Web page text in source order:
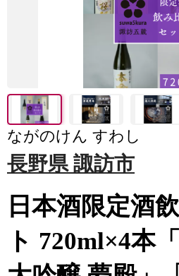
ながのけん すわし
長野県 諏訪市
日本酒限定酒
ト 720ml×4本